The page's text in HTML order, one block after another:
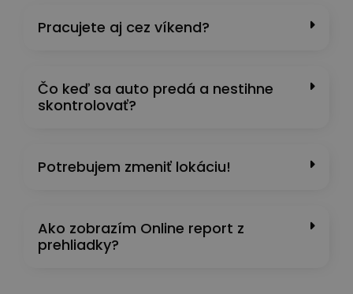
Pracujete aj cez víkend?
Čo keď sa auto predá a nestihne
skontrolovať?
Potrebujem zmeniť lokáciu!
Ako zobrazím Online report z
prehliadky?